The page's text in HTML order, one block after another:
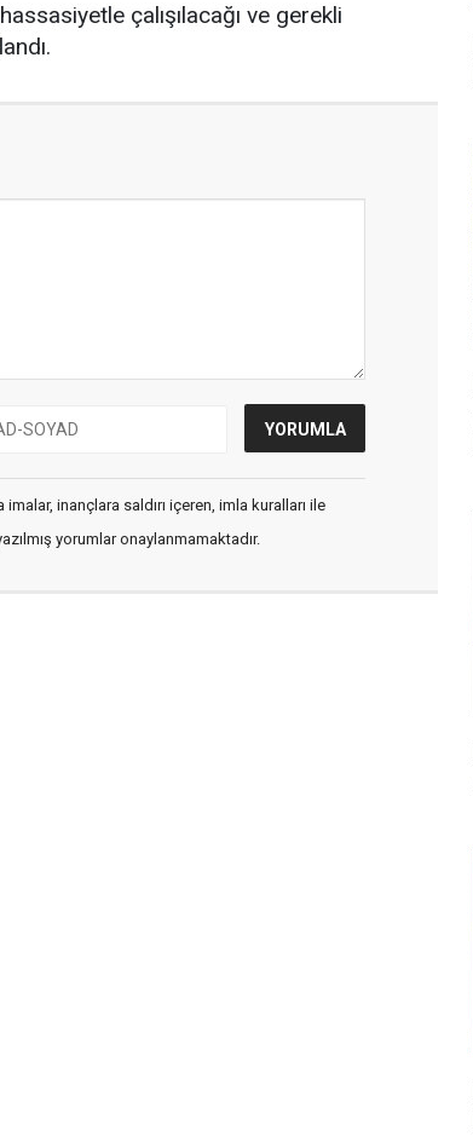
çalışılacağı ve gerekli
inançlara saldırı içeren, imla kuralları ile
yorumlar onaylanmamaktadır.